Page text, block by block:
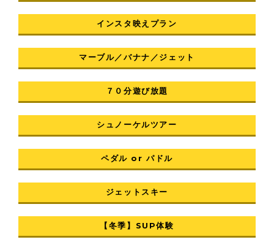
インスタ映えプラン
マーブル／バナナ／ジェット
７０分遊び放題
シュノーケルツアー
ペダル or パドル
ジェットスキー
【冬季】SUP体験